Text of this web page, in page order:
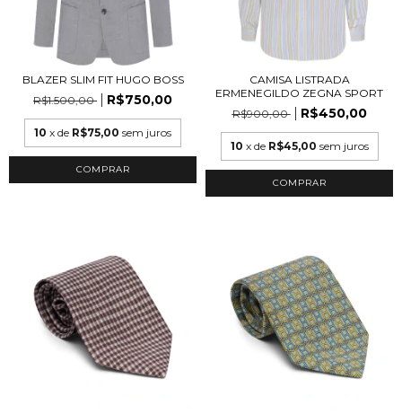
BLAZER SLIM FIT HUGO BOSS
R$1.500,00
R$750,00
10 x de R$75,00 sem juros
COMPRAR
CAMISA LISTRADA
ERMENEGILDO ZEGNA SPORT
R$900,00
R$450,00
10 x de R$45,00 sem juros